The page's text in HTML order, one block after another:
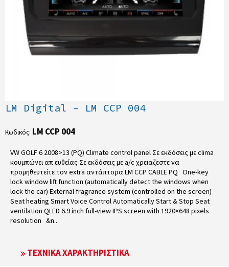
LM Digital – LM CCP 004
Κωδικός: LM CCP 004
VW GOLF 6 2008>13 (PQ) Climate control panel Σε εκδόσεις με clima
κουμπώνει απ ευθείας Σε εκδόσεις με a/c χρειαζεστε να
προμηθευτείτε τον extra αντάπτορα LM CCP CABLE PQ One-key
lock window lift function (automatically detect the windows when
lock the car) External fragrance system (controlled on the screen)
Seat heating Smart Voice Control Automatically Start & Stop Seat
ventilation QLED 6.9 inch full-view IPS screen with 1920×648 pixels
resolution &n..
ΤΕΧΝΙΚΆ ΧΑΡΑΚΤΗΡΙΣΤΙΚΆ